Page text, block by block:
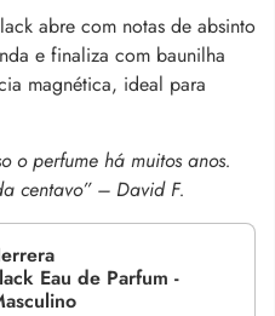
abre com notas de absinto
e finaliza com baunilha
magnética, ideal para
o perfume há muitos anos.
centavo” – David F.
Eau de Parfum -